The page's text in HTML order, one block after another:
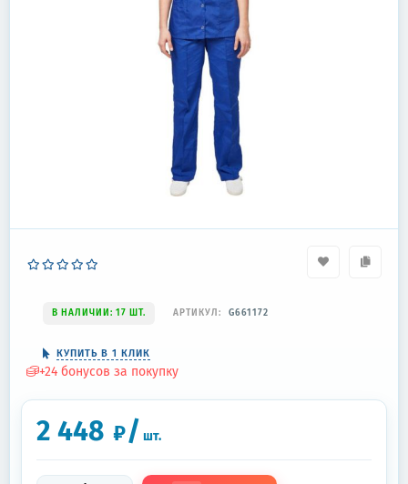
В НАЛИЧИИ: 17 ШТ. АРТИКУЛ: G661172
КУПИТЬ В 1 КЛИК
+24 бонусов за покупку
2 448 ₽/ шт.